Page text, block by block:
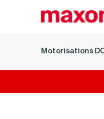
Motorisations DC